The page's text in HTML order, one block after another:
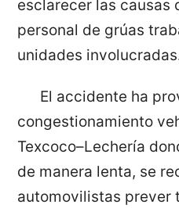
esclarecer las causas
personal de grúas
unidades
El accidente ha
congestionamiento
Texcoco–Lechería
de manera lenta, se
automovilistas prever